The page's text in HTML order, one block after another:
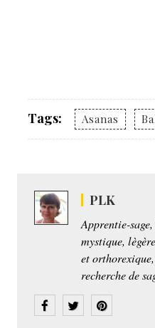
Tags: Asanas
PLK
Apprentie-
mystique,
et
recherche de